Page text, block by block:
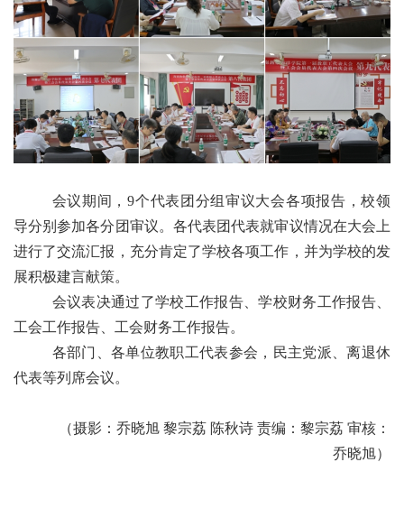
会议期间 ，9个代表团 分组审议大会各项报告 ，校领
导分别参加各分团审议。 各代表团代表就审议情况在大会上
进行了交流汇报， 充分肯定了学校各项工作 ，并为学校的发
展积极建言献策。
会议表决通过了学校工作报告、学校财务工作报告、
工会工作报告、工会财务工作报告。
各部门
、各单位教职工代表参会 ， 民主党派、离退休
代表等列席会议。
（摄影：乔晓旭 黎宗荔 陈秋诗 责编： 黎宗荔 审核：
乔晓旭）